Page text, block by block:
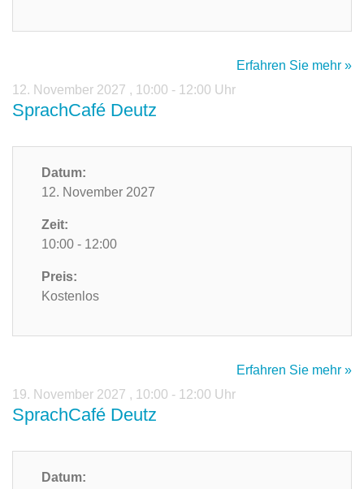
Erfahren Sie mehr »
12. November 2027 , 10:00 - 12:00 Uhr
SprachCafé Deutz
Datum:
12. November 2027
Zeit:
10:00 - 12:00
Preis:
Kostenlos
Erfahren Sie mehr »
19. November 2027 , 10:00 - 12:00 Uhr
SprachCafé Deutz
Datum: